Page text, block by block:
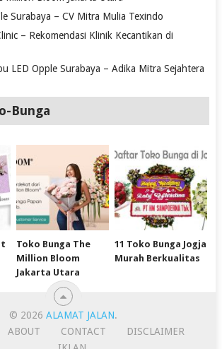
Surabaya – CV Mitra Mulia Texindo
– Rekomendasi Klinik Kecantikan di
LED Opple Surabaya – Adika Mitra Sejahtera
Bunga
Toko Bunga The
Million Bloom
Jakarta Utara
11 Toko Bunga Jogja
Murah Berkualitas
© 2026ALAMAT JALAN.
ABOUT CONTACT
DISCLAIMER